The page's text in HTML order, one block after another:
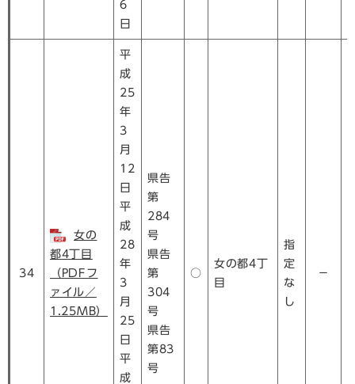
6
日
34
女の
都4丁目
（PDFフ
ァイル／
1.25MB）
平
成
25
年
3
月
12
日
平
成
28
年
3
月
25
日
平
成
県告
第
284
号
県告
第
304
号
県告
第83
号
○
女の都4丁
目
指
定
な
し
－